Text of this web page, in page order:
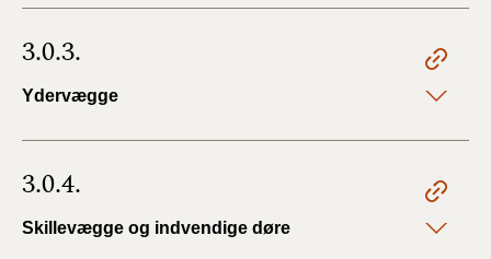
3.0.3.
Ydervægge
3.0.4.
Skillevægge og indvendige døre